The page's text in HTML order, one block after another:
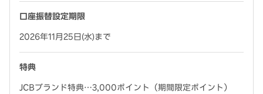
口座振替設定期限
2026年11月25日(水)まで
特典
JCBブランド特典…3,000ポイント（期間限定ポイント）